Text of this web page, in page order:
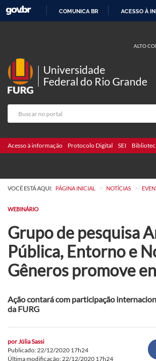
COMUNICA BR ACESSO À
ALTO
Universidade
Federal do Rio Grande
Acesso à informação Protocolo Digital SEI
VOCÊ ESTÁ AQUI: PÁGINA INICIAL > NOTÍCIAS >
WEBINÁRIO
Grupo de pesquisa
Pública, Entorno e
Gêneros promove
Ação contará com participação
da FURG
porJúlia Sassi
Publicado: 22/12/2020 17h24
Última modificação: 22/12/2020 17h24